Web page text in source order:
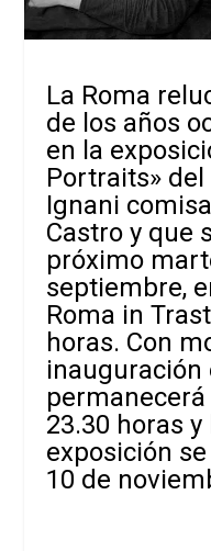
La Roma
de los años
en la
Portraits»
Ignani
Castro y que
próximo
septiembre,
Roma in
horas. Con
inauguración
23.30 horas
exposición
10 de